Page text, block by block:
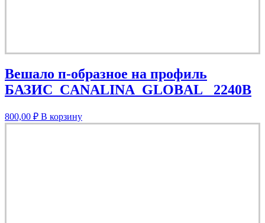
Вешало п-образное на профиль
БАЗИС_CANALINA_GLOBAL_ 2240В
800,00 ₽ В корзину